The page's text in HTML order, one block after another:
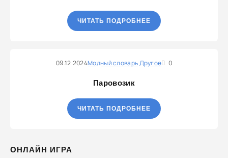
ЧИТАТЬ ПОДРОБНЕЕ
09.12.2024Модный словарьДругое 0
Паровозик
ЧИТАТЬ ПОДРОБНЕЕ
ОНЛАЙН ИГРА